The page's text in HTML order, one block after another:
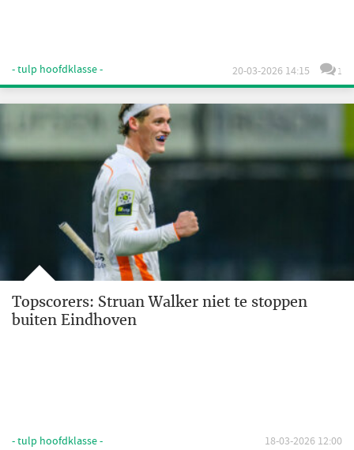
- tulp hoofdklasse - 20-03-2026 14:15 1
Topscorers: Struan Walker niet te stoppen
buiten Eindhoven
- tulp hoofdklasse - 18-03-2026 12:00